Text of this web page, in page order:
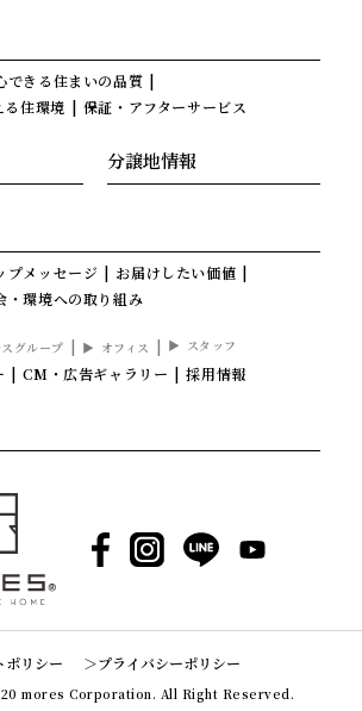
できる住まいの品質
る住環境
保証・アフターサービス
分譲地情報
プメッセージ
お届けしたい価値
・環境への取り組み
グループ オフィス スタッフ
CM・広告ギャラリー 採用情報
Facebook
Instagram
LINE YouTube
ポリシー プライバシーポリシー
mores Corporation. All Right Reserved.